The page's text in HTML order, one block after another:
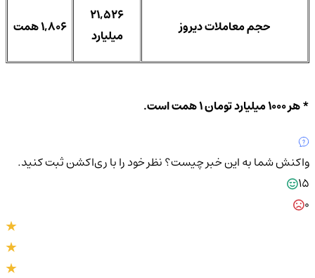
حجم معاملات دیروز
21,526
میلیارد
1,806 همت
* هر 1000 میلیارد تومان 1 همت است.
واکنش شما به این خبر چیست؟نظر خود را با ری‌اکشن ثبت کنید.
15